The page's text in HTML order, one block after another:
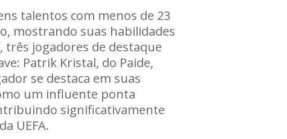
talentos com menos de 23
mostrando suas habilidades
jogadores de destaque
Patrik Kristal, do Paide,
se destaca em suas
um influente ponta
significativamente
UEFA.